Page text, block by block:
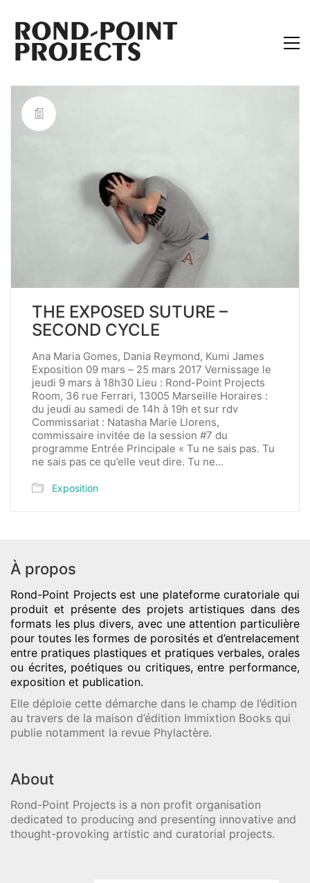
THE EXPOSED SUTURE –
SECOND CYCLE
Ana Maria Gomes, Dania Reymond, Kumi James
Exposition 09 mars – 25 mars 2017 Vernissage le
jeudi 9 mars à 18h30 Lieu : Rond-Point Projects
Room, 36 rue Ferrari, 13005 Marseille Horaires :
du jeudi au samedi de 14h à 19h et sur rdv
Commissariat : Natasha Marie Llorens,
commissaire invitée de la session #7 du
programme Entrée Principale « Tu ne sais pas. Tu
ne sais pas ce qu’elle veut dire. Tu ne…
Exposition
À propos
Rond-Point Projectsest une plateforme curatoriale qui
produit et présente des projets artistiques dans des
formats les plus divers, avec une attention particulière
pour toutes les formes de porosités et d’entrelacement
entre pratiques plastiques et pratiques verbales, orales
ou écrites, poétiques ou critiques, entre performance,
exposition et publication.
Elle déploie cette démarche dans le champ de l’édition
au travers de la maison d’édition Immixtion Books qui
publie notamment la revue Phylactère.
About
Rond-Point Projects is a non profit organisation
dedicated to producing and presenting innovative and
thought-provoking artistic and curatorial projects.